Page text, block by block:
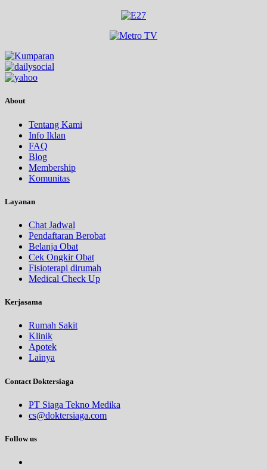
About
Tentang Kami
Info Iklan
FAQ
Blog
Membership
Komunitas
Layanan
Chat Jadwal
Pendaftaran Berobat
Belanja Obat
Cek Ongkir Obat
Fisioterapi dirumah
Medical Check Up
Kerjasama
Rumah Sakit
Klinik
Apotek
Lainya
Contact Doktersiaga
PT Siaga Tekno Medika
cs@doktersiaga.com
Follow us